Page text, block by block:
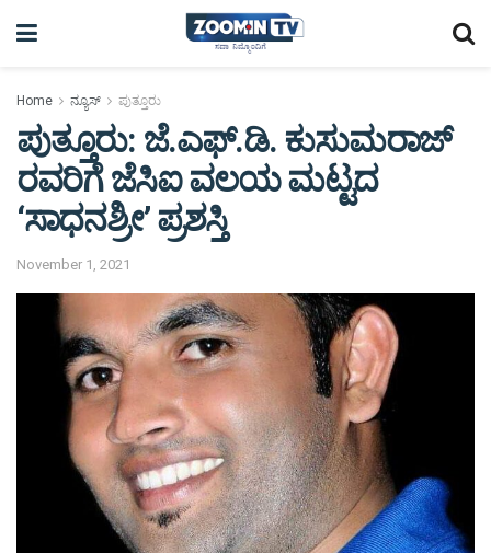
Home ನ್ಯೂಸ್ ಪುತ್ತೂರು
ಪುತ್ತೂರು: ಜೆ.ಎಫ್.ಡಿ. ಕುಸುಮರಾಜ್
ರವರಿಗೆ ಜೆಸಿಐ ವಲಯ ಮಟ್ಟದ
‘ಸಾಧನಶ್ರೀ’ ಪ್ರಶಸ್ತಿ
November 1, 2021